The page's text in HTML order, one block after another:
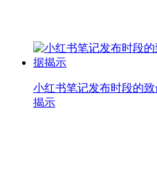
小红书笔记发布时段的
揭示